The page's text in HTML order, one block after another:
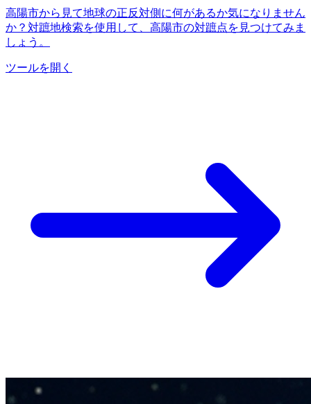
高陽市から見て地球の正反対側に何があるか気になりません
か？対蹠地検索を使用して、高陽市の対蹠点を見つけてみま
しょう。
ツールを開く